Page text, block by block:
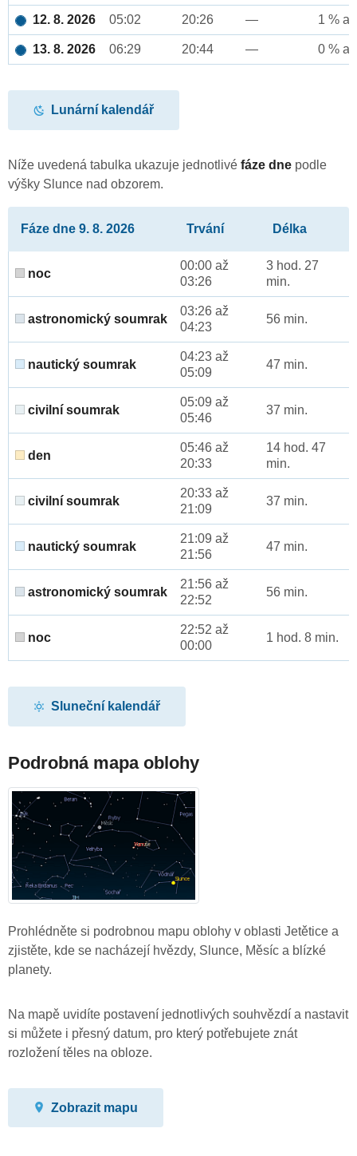
12. 8. 2026 05:02 20:26 — 1 %
13. 8. 2026 06:29 20:44 — 0 %
Lunární kalendář
Níže uvedená tabulka ukazuje jednotlivé fáze dne podle
výšky Slunce nad obzorem.
Fáze dne 9. 8. 2026 Trvání Délka
noc
00:00 až
03:26
3 hod. 27
min.
astronomický soumrak
03:26 až
04:23
56 min.
nautický soumrak
04:23 až
05:09
47 min.
civilní soumrak
05:09 až
05:46
37 min.
den
05:46 až
20:33
14 hod. 47
min.
civilní soumrak
20:33 až
21:09
37 min.
nautický soumrak
21:09 až
21:56
47 min.
astronomický soumrak
21:56 až
22:52
56 min.
noc
22:52 až
00:00
1 hod. 8 min.
Sluneční kalendář
Podrobná mapa oblohy
Prohlédněte si podrobnou mapu oblohy v oblasti Jetětice a
zjistěte, kde se nacházejí hvězdy, Slunce, Měsíc a blízké
planety.
Na mapě uvidíte postavení jednotlivých souhvězdí a nastavit
si můžete i přesný datum, pro který potřebujete znát
rozložení těles na obloze.
Zobrazit mapu